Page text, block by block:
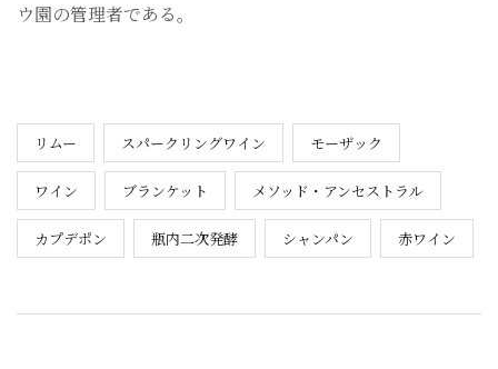
ウ園の管理者である。
リムー スパークリングワイン モーザック
ワイン ブランケット メソッド・アンセストラル
カプデポン 瓶内二次発酵 シャンパン 赤ワイン